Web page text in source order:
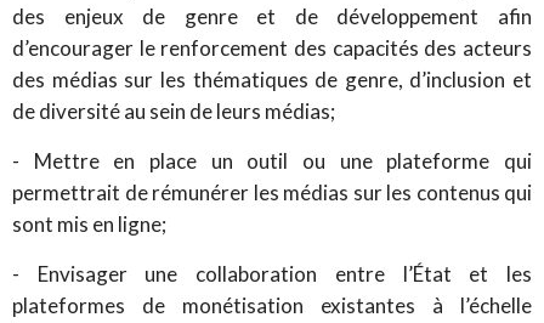
des enjeux de genre et de développement afin
d’encourager le renforcement des capacités des acteurs
des médias sur les thématiques de genre, d’inclusion et
de diversité au sein de leurs médias;
- Mettre en place un outil ou une plateforme qui
permettrait de rémunérer les médias sur les contenus qui
sont mis en ligne;
- Envisager une collaboration entre l’État et les
plateformes de monétisation existantes à l’échelle